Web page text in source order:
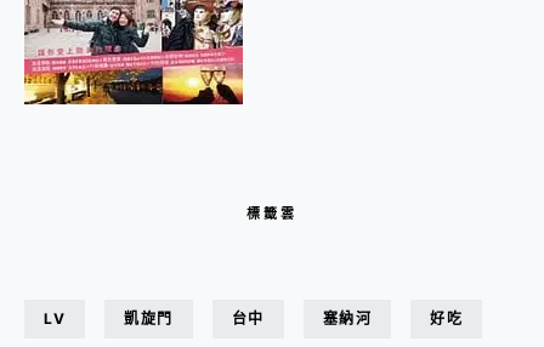
標籤雲
LV 凱旋門 台中 塞納河 好吃